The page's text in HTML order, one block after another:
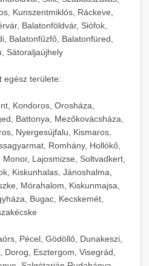
szabályozással.
sütősütő
és hűtőkamrák
számára.
megoldások nagy
hűtőegység
+
nagy
képességekkel.
mosogatógép
Gép
kereskedelmi
Különböző reszelési
alkalmazásokhoz.
sajtreszelő
+
berendezések és
kellékek.
éttermi és catering
Kunszentmiklós, Ráckeve,
Balatonföldvár, Siófok,
Balatonfűzfő, Balatonfüred,
Sátoraljaújhely
egész területe:
Kondoros, Orosháza,
Battonya, Mezőkovácsháza,
Nyergesújfalu, Kismaros,
Romhány, Hollókő,
Lajosmizse, Soltvadkert,
Kiskunhalas, Jánoshalma,
Mórahalom, Kiskunmajsa,
Bugac, Kecskemét,
Pécel, Gödöllő, Dunakeszi,
Dorog, Esztergom, Visegrád,